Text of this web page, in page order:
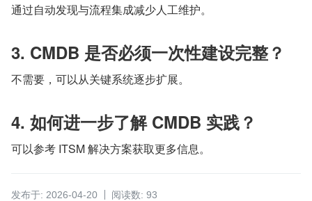
通过自动发现与流程集成减少人工维护。
3. CMDB 是否必须一次性建设完整？
不需要，可以从关键系统逐步扩展。
4. 如何进一步了解 CMDB 实践？
可以参考 ITSM 解决方案获取更多信息。
发布于: 2026-04-20 阅读数: 93